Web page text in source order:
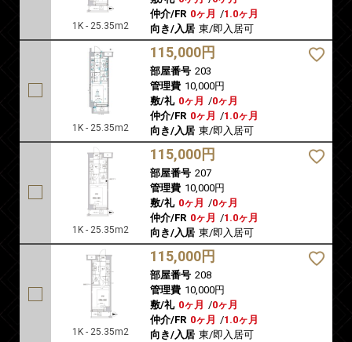
1K - 25.35m2
仲介/FR 0ヶ月 /1.0ヶ月
向き/入居 東/即入居可
1K - 25.35m2
115,000円
部屋番号 203
管理費 10,000円
敷/礼 0ヶ月 /0ヶ月
仲介/FR 0ヶ月 /1.0ヶ月
向き/入居 東/即入居可
1K - 25.35m2
115,000円
部屋番号 207
管理費 10,000円
敷/礼 0ヶ月 /0ヶ月
仲介/FR 0ヶ月 /1.0ヶ月
向き/入居 東/即入居可
1K - 25.35m2
115,000円
部屋番号 208
管理費 10,000円
敷/礼 0ヶ月 /0ヶ月
仲介/FR 0ヶ月 /1.0ヶ月
向き/入居 東/即入居可